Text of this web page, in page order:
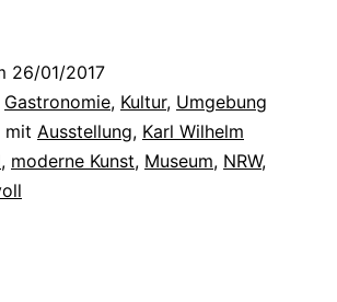
26/01/2017
Gastronomie, Kultur, Umgebung
mit Ausstellung, Karl Wilhelm
, moderne Kunst, Museum, NRW,